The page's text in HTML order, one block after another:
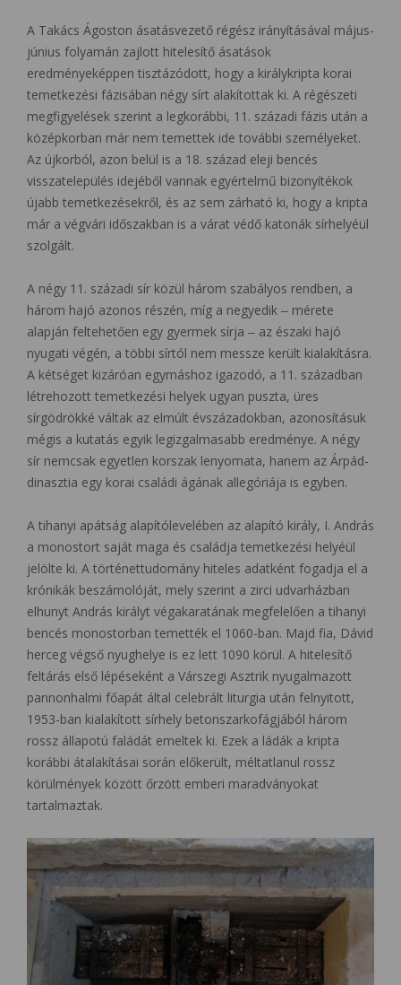
A Takács Ágoston ásatásvezető régész irányításával május-
június folyamán zajlott hitelesítő ásatások
eredményeképpen tisztázódott, hogy a királykripta korai
temetkezési fázisában négy sírt alakítottak ki. A régészeti
megfigyelések szerint a legkorábbi, 11. századi fázis után a
középkorban már nem temettek ide további személyeket.
Az újkorból, azon belül is a 18. század eleji bencés
visszatelepülés idejéből vannak egyértelmű bizonyítékok
újabb temetkezésekről, és az sem zárható ki, hogy a kripta
már a végvári időszakban is a várat védő katonák sírhelyéül
szolgált.
A négy 11. századi sír közül három szabályos rendben, a
három hajó azonos részén, míg a negyedik ‒ mérete
alapján feltehetően egy gyermek sírja ‒ az északi hajó
nyugati végén, a többi sírtól nem messze került kialakításra.
A kétséget kizáróan egymáshoz igazodó, a 11. században
létrehozott temetkezési helyek ugyan puszta, üres
sírgödrökké váltak az elmúlt évszázadokban, azonosításuk
mégis a kutatás egyik legizgalmasabb eredménye. A négy
sír nemcsak egyetlen korszak lenyomata, hanem az Árpád-
dinasztia egy korai családi ágának allegóriája is egyben.
A tihanyi apátság alapítólevelében az alapító király, I. András
a monostort saját maga és családja temetkezési helyéül
jelölte ki. A történettudomány hiteles adatként fogadja el a
krónikák beszámolóját, mely szerint a zirci udvarházban
elhunyt András királyt végakaratának megfelelően a tihanyi
bencés monostorban temették el 1060-ban. Majd fia, Dávid
herceg végső nyughelye is ez lett 1090 körül. A hitelesítő
feltárás első lépéseként a Várszegi Asztrik nyugalmazott
pannonhalmi főapát által celebrált liturgia után felnyitott,
1953-ban kialakított sírhely betonszarkofágjából három
rossz állapotú faládát emeltek ki. Ezek a ládák a kripta
korábbi átalakításai során előkerült, méltatlanul rossz
körülmények között őrzött emberi maradványokat
tartalmaztak.